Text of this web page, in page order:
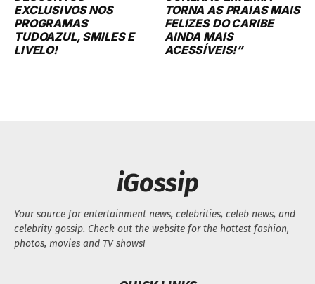
EXCLUSIVOS NOS
PROGRAMAS
TUDOAZUL, SMILES E
LIVELO!
TORNA AS PRAIAS MAIS
FELIZES DO CARIBE
AINDA MAIS
ACESSÍVEIS!”
iGossip
Your source for entertainment news, celebrities, celeb news, and
celebrity gossip. Check out the website for the hottest fashion,
photos, movies and TV shows!